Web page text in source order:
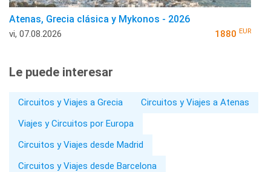
Atenas, Grecia clásica y Mykonos - 2026
vi, 07.08.2026 1880 EUR
Le puede interesar
Circuitos y Viajes a Grecia
Circuitos y Viajes a Atenas
Viajes y Circuitos por Europa
Circuitos y Viajes desde Madrid
Circuitos y Viajes desde Barcelona